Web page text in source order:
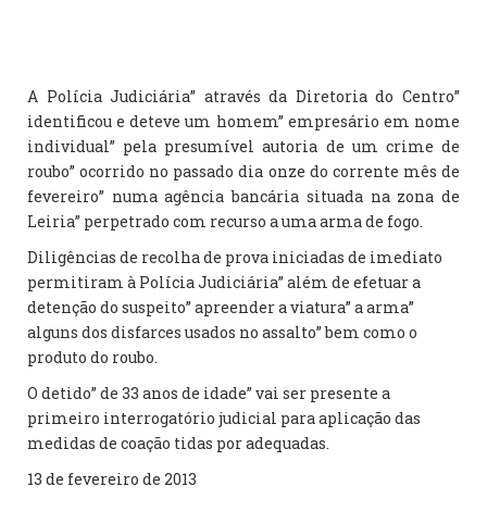
A Polícia Judiciária” através da Diretoria do Centro”
identificou e deteve um homem” empresário em nome
individual” pela presumível autoria de um crime de
roubo” ocorrido no passado dia onze do corrente mês de
fevereiro” numa agência bancária situada na zona de
Leiria” perpetrado com recurso a uma arma de fogo.
Diligências de recolha de prova iniciadas de imediato
permitiram à Polícia Judiciária” além de efetuar a
detenção do suspeito” apreender a viatura” a arma”
alguns dos disfarces usados no assalto” bem como o
produto do roubo.
O detido” de 33 anos de idade” vai ser presente a
primeiro interrogatório judicial para aplicação das
medidas de coação tidas por adequadas.
13 de fevereiro de 2013